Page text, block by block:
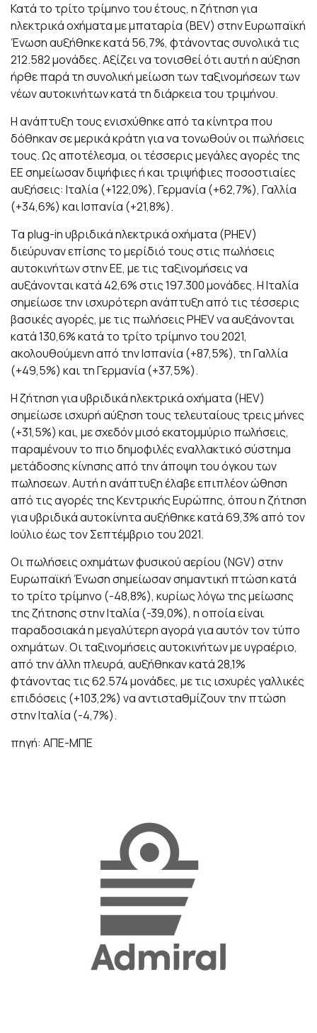
Κατά το τρίτο τρίμηνο του έτους, η ζήτηση για
ηλεκτρικά οχήματα με μπαταρία (BEV) στην Ευρωπαϊκή
Ένωση αυξήθηκε κατά 56,7%, φτάνοντας συνολικά τις
212.582 μονάδες. Αξίζει να τονισθεί ότι αυτή η αύξηση
ήρθε παρά τη συνολική μείωση των ταξινομήσεων των
νέων αυτοκινήτων κατά τη διάρκεια του τριμήνου.
Η ανάπτυξη τους ενισχύθηκε από τα κίνητρα που
δόθηκαν σε μερικά κράτη για να τονωθούν οι πωλήσεις
τους. Ως αποτέλεσμα, οι τέσσερις μεγάλες αγορές της
ΕΕ σημείωσαν διψήφιες ή και τριψήφιες ποσοστιαίες
αυξήσεις: Ιταλία (+122,0%), Γερμανία (+62,7%), Γαλλία
(+34,6%) και Ισπανία (+21,8%).
Τα plug-in υβριδικά ηλεκτρικά οχήματα (PHEV)
διεύρυναν επίσης το μερίδιό τους στις πωλήσεις
αυτοκινήτων στην ΕΕ, με τις ταξινομήσεις να
αυξάνονται κατά 42,6% στις 197.300 μονάδες. Η Ιταλία
σημείωσε την ισχυρότερη ανάπτυξη από τις τέσσερις
βασικές αγορές, με τις πωλήσεις PHEV να αυξάνονται
κατά 130,6% κατά το τρίτο τρίμηνο του 2021,
ακολουθούμενη από την Ισπανία (+87,5%), τη Γαλλία
(+49,5%) και τη Γερμανία (+37,5%).
Η ζήτηση για υβριδικά ηλεκτρικά οχήματα (HEV)
σημείωσε ισχυρή αύξηση τους τελευταίους τρεις μήνες
(+31,5%) και, με σχεδόν μισό εκατομμύριο πωλήσεις,
παραμένουν το πιο δημοφιλές εναλλακτικό σύστημα
μετάδοσης κίνησης από την άποψη του όγκου των
πωλησεων. Αυτή η ανάπτυξη έλαβε επιπλέον ώθηση
από τις αγορές της Κεντρικής Ευρώπης, όπου η ζήτηση
για υβριδικά αυτοκίνητα αυξήθηκε κατά 69,3% από τον
Ιούλιο έως τον Σεπτέμβριο του 2021.
Οι πωλήσεις οχημάτων φυσικού αερίου (NGV) στην
Ευρωπαϊκή Ένωση σημείωσαν σημαντική πτώση κατά
το τρίτο τρίμηνο (-48,8%), κυρίως λόγω της μείωσης
της ζήτησης στην Ιταλία (-39,0%), η οποία είναι
παραδοσιακά η μεγαλύτερη αγορά για αυτόν τον τύπο
οχημάτων. Οι ταξινομήσεις αυτοκινήτων με υγραέριο,
από την άλλη πλευρά, αυξήθηκαν κατά 28,1%
φτάνοντας τις 62.574 μονάδες, με τις ισχυρές γαλλικές
επιδόσεις (+103,2%) να αντισταθμίζουν την πτώση
στην Ιταλία (-4,7%).
πηγή: ΑΠΕ-ΜΠΕ